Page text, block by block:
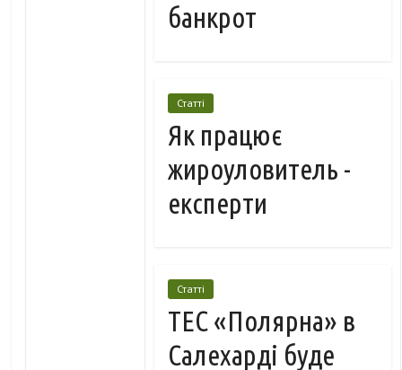
банкрот
Статті
Як працює
жироуловитель -
експерти
Статті
ТЕС «Полярна» в
Салехарді буде